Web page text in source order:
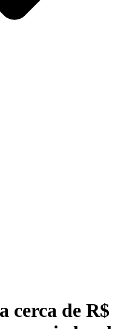
cerca de R$